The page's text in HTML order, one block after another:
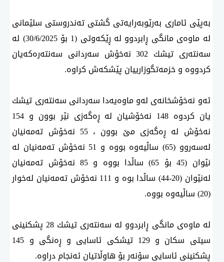
بەپێی ئاماری بەرێوبەرایەتی گشتی تەندروستی سلێمانی
لە ماوەی مانگی ڕابردوو لە ڕێكەوتی (1 بۆ 30/6/2025) لە
سەنتەری تیشك 302 نەخۆش سەردانی سەنتەرەكەیان
كردووە و خزمەتگوزارییان پێشكەش كراوە.
ئەو نەخۆشخانەی لەو ماوەیەدا سەردانی سەنتەری تیشك
یان كردوە 148 نەخۆشیان لە ڕەگەزی نێر بوون و 154
نەخۆش لە ڕەگەزی مێ بوون ، 55 نەخۆش تەمەنیان
لەسەروو (65) ساڵیەوە بووە و 51 نەخۆش تەمەنیان لە
نێوان (45 بۆ 65) ساڵدا بووە و 85 نەخۆش تەمەنیان
لەنێوان (20-44) ساڵدا بوە و 111 نەخۆش تەمەنیان لەخوار
(20) ساڵیەوە بووە.
لە ماوەی مانگی ڕابردوو لە سەنتەری تیشك 28 پشكنینی
سیتی سكان و 129 تیشكی ئاسایی و ڕەنگی و 145
پشكنینی ئاسایی سۆنەر بۆ هاوڵاتیان ئەنجام دراوە.